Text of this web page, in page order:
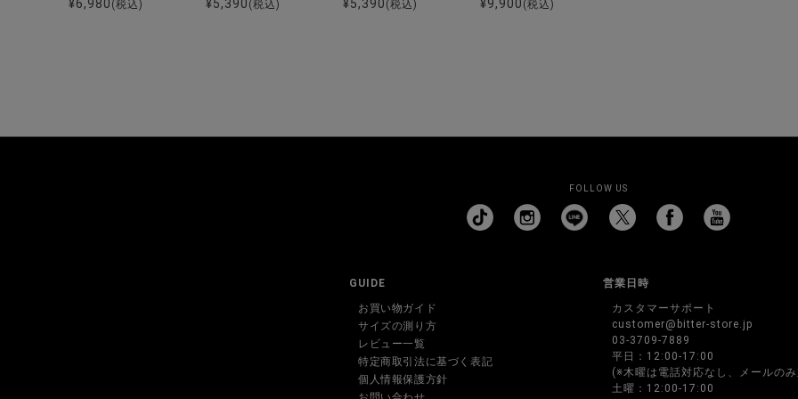
¥6,980 (税込) ¥5,390 (税込) ¥5,390 (税込) ¥9,900 (税込)
FOLLOW US
GUIDE
お買い物ガイド
サイズの測り方
レビュー一覧
特定商取引法に基づく表記
個人情報保護方針
営業日時
カスタマーサポート
customer@bitter-store.jp
03-3709-7889
平日：12:00-17:00
(※木曜は電話対応なし、メールの
土曜：12:00-17:00